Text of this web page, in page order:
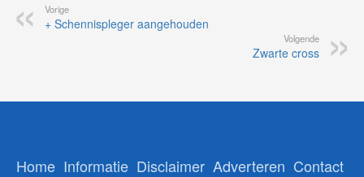
Vorige
+ Schennispleger aangehouden
Volgende
Zwarte cross
Home Informatie Disclaimer Adverteren Contact